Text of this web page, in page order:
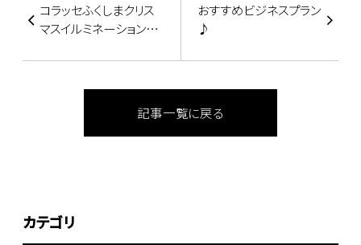
コラッセふくしまクリス
マスイルミネーション
おすすめビジネスプラン
♪
記事一覧に戻る
カテゴリ